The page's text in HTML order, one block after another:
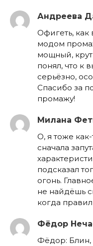
Андреева
Офигеть, как
модом
мощный,
понял, что к
серьёзно,
Спасибо за
промажу!
Милана
О, я тоже
сначала
подсказал
огонь.
не найдёшь
когда
Фёдор
Фёдор: Блин,